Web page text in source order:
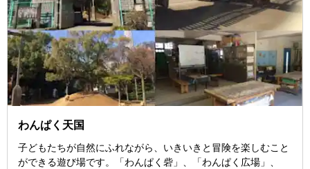
わんぱく天国
子どもたちが自然にふれながら、いきいきと冒険を楽しむこと
ができる遊び場です。「わんぱく砦」、「わんぱく広場」、